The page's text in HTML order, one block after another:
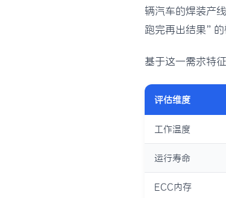
辆汽车的焊装产
跑完再出结果”
基于这一需求特征
评估维度
工作温度
运行寿命
ECC内存